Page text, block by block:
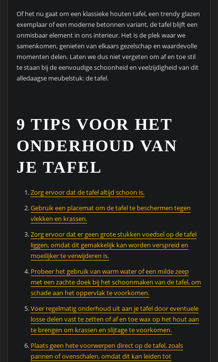
Of het nu gaat om een klassieke houten tafel, een trendy glazen
exemplaar of een moderne betonnen variant, de tafel blijft een
onmisbaar element in ons interieur. Het is de plek waar we
samenkomen, genieten van elkaars gezelschap en waardevolle
momenten delen. Laten we dus niet vergeten om af en toe stil
te staan bij de eenvoudige schoonheid en veelzijdigheid van dit
alledaagse meubelstuk: de tafel.
9 TIPS VOOR HET
ONDERHOUD VAN
JE TAFEL
Zorg ervoor dat de tafel altijd schoon is.
Gebruik een placemat om de tafel te beschermen tegen
vlekken en krassen.
Zorg ervoor dat er geen grote stukken voedsel op de tafel
liggen, omdat dit gemakkelijk kan worden verspreid en
moeilijker te verwijderen is.
Probeer het gebruik van warm water of een milde zeep
met een zachte doek bij het schoonmaken van de tafel, om
schade aan het oppervlak te voorkomen.
Voer regelmatig onderhoud uit aan je tafel door eventuele
losse delen vast te zetten of af en toe wax op het hout aan
te brengen om krassen en slijtage te voorkomen.
Plaats geen hete voorwerpen direct op de tafel, zoals
pannen of ovenschalen, omdat dit kan leiden tot